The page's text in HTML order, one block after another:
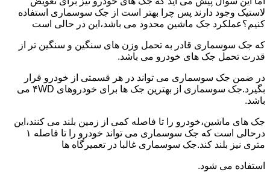
لاستیک وجود دارند پس چرا بهتر است از جک سوسماری استفاده
کنیم؟عملکرد جک ماشین محدود می باشد،این در حالی است
که جک سوسماری قادر به تحمل وزن های سنگین و سنگین تر از
قدرت تحمل جک های خودرو می باشد.
در ضمن جک سوسماری می تواند در هر قسمتی از خودرو قرار
بگیرد.جک سوسماری از بهترین جک ها برای خودروهای ۴WD می
باشد.
جک های ماشین،خودرو را تا فاصله کمی از زمین بلند می کنند،این
درحالی است که جک سوسماری می تواند خودرو را تا فاصله ۱
متری نیز بلند کند.جک سوسماری غالبا در تعمیرگاه ها
استفاده می شود.